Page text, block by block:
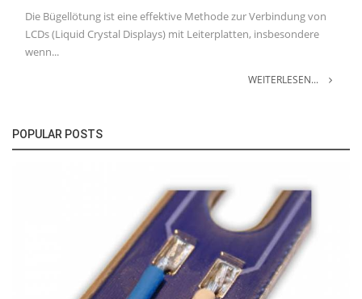
Die Bügellötung ist eine effektive Methode zur Verbindung von
LCDs (Liquid Crystal Displays) mit Leiterplatten, insbesondere
wenn...
WEITERLESEN...
POPULAR POSTS